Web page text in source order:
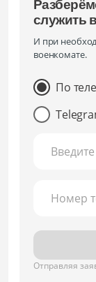
служить
И при
военкомате.
По
Номер
Отправляя